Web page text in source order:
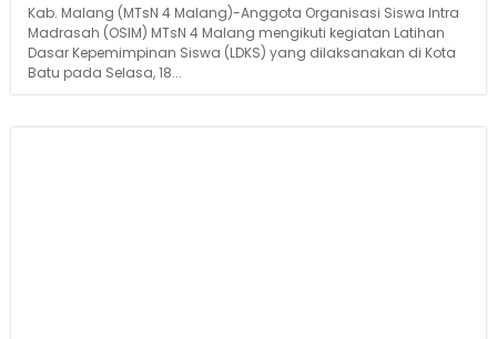
Kab. Malang (MTsN 4 Malang)-Anggota Organisasi Siswa Intra
Madrasah (OSIM) MTsN 4 Malang mengikuti kegiatan Latihan
Dasar Kepemimpinan Siswa (LDKS) yang dilaksanakan di Kota
Batu pada Selasa, 18...